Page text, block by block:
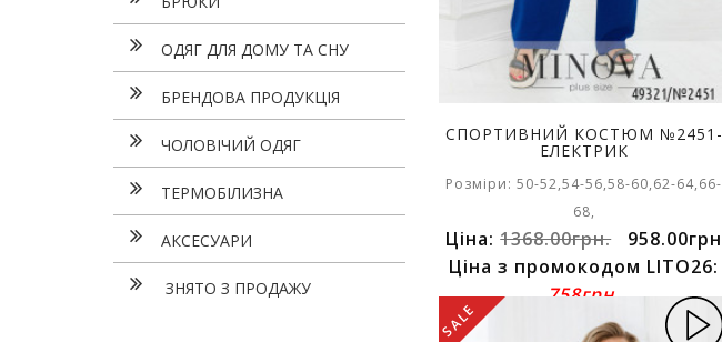
ОДЯГ ДЛЯ ДОМУ ТА СНУ
БРЕНДОВА ПРОДУКЦІЯ
ЧОЛОВІЧИЙ ОДЯГ
ТЕРМОБІЛИЗНА
АКСЕСУАРИ
ЗНЯТО З ПРОДАЖУ
СПОРТИВНИЙ КОСТЮМ №2451-
ЕЛЕКТРИК
Розміри: 50-52,54-56,58-60,62-64,66-
68,
Ціна:1368.00грн.
958.00грн
Ціна з промокодом LITO26:
758грн.
SALE